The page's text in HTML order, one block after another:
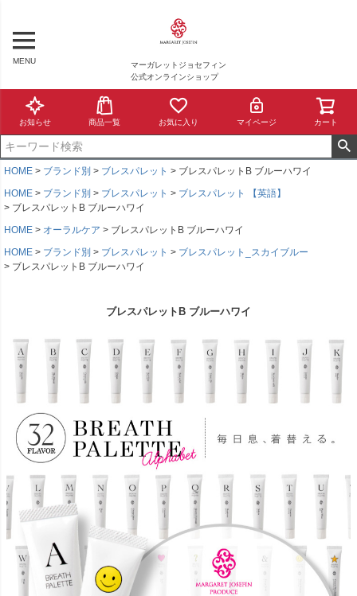
MENU
マーガレットジョセフィン
公式オンラインショップ
お知らせ 商品一覧 お気に入り マイページ カート
HOME ブランド別 ブレスパレット
ブレスパレットB ブルーハワイ
HOME
ブランド別 ブレスパレット
ブレスパレット 【英語】
ブレスパレットB ブルーハワイ
HOME
オーラルケア
ブレスパレットB ブルーハワイ
HOME
ブランド別 ブレスパレット
ブレスパレット_スカイブルー
ブレスパレットB ブルーハワイ
ブレスパレットB ブルーハワイ